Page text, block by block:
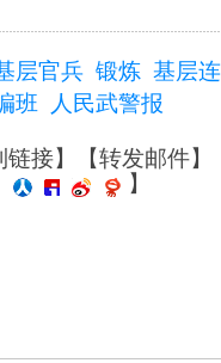
层官兵 锻炼 基层
班 人民武警报
链接】【转发邮件】
】